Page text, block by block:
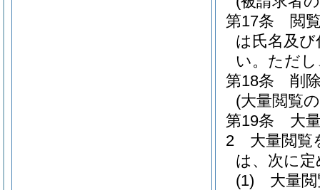
第17条
閲
は氏名及
い。 ただ
第18条
削
(大量閲覧
第19条
大
2
大量閲覧
は、次に
(1)
大量